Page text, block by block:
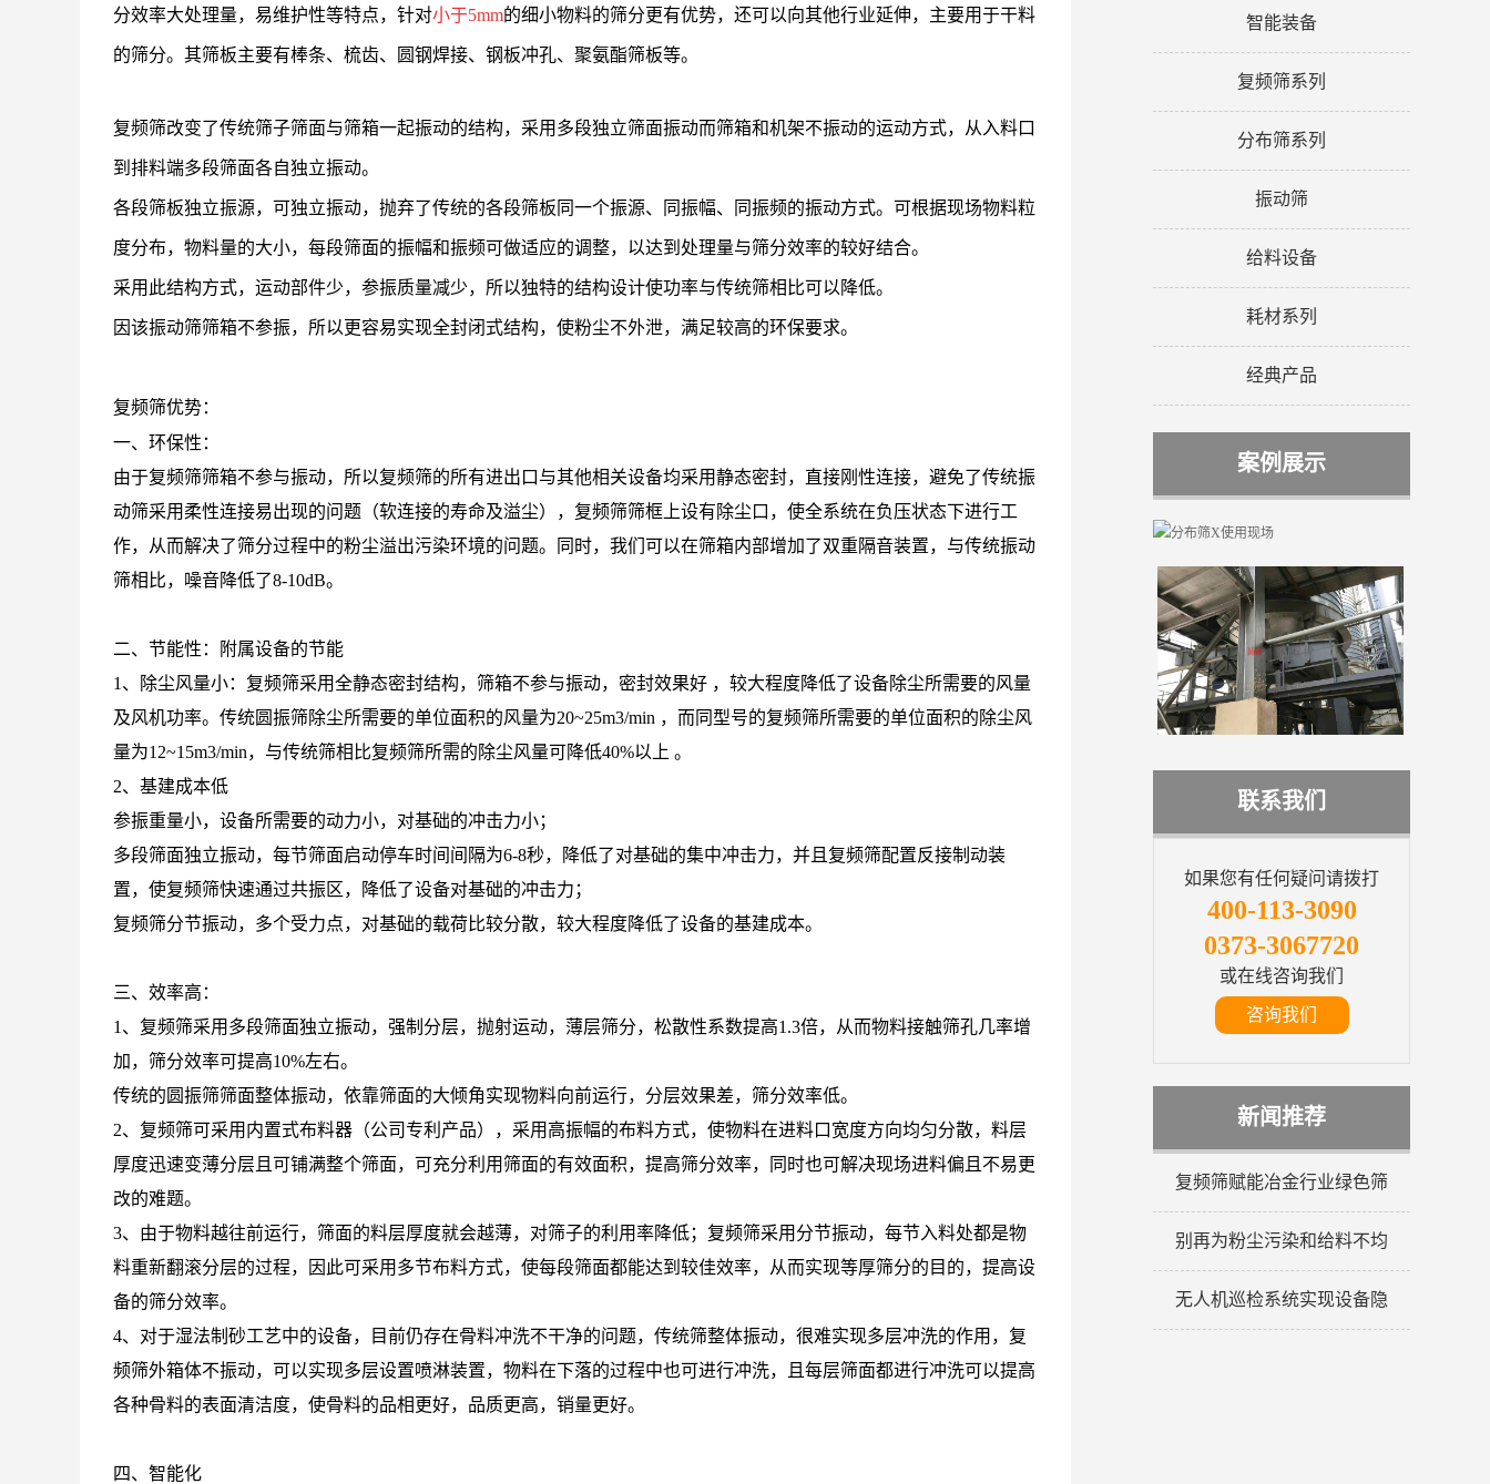
分效率大处理量，易维护性等特点，针对小于5mm的细小物料的筛分更有优势，还可以向其他行业延伸，主要用于干料
的筛分。其筛板主要有棒条、梳齿、圆钢焊接、钢板冲孔、聚氨酯筛板等。
复频筛改变了传统筛子筛面与筛箱一起振动的结构，采用多段独立筛面振动而筛箱和机架不振动的运动方式，从入料口
到排料端多段筛面各自独立振动。
各段筛板独立振源，可独立振动，抛弃了传统的各段筛板同一个振源、同振幅、同振频的振动方式。可根据现场物料粒
度分布，物料量的大小，每段筛面的振幅和振频可做适应的调整，以达到处理量与筛分效率的较好结合。
采用此结构方式，运动部件少，参振质量减少，所以独特的结构设计使功率与传统筛相比可以降低。
因该振动筛筛箱不参振，所以更容易实现全封闭式结构，使粉尘不外泄，满足较高的环保要求。
复频筛优势：
一、环保性：
由于复频筛筛箱不参与振动，所以复频筛的所有进出口与其他相关设备均采用静态密封，直接刚性连接，避免了传统振
动筛采用柔性连接易出现的问题（软连接的寿命及溢尘），复频筛筛框上设有除尘口，使全系统在负压状态下进行工
作，从而解决了筛分过程中的粉尘溢出污染环境的问题。同时，我们可以在筛箱内部增加了双重隔音装置，与传统振动
筛相比，噪音降低了8-10dB。
二、节能性：附属设备的节能
1、除尘风量小：复频筛采用全静态密封结构，筛箱不参与振动，密封效果好 ，较大程度降低了设备除尘所需要的风量
及风机功率。传统圆振筛除尘所需要的单位面积的风量为20~25m3/min ，而同型号的复频筛所需要的单位面积的除尘风
量为12~15m3/min，与传统筛相比复频筛所需的除尘风量可降低40%以上 。
2、基建成本低
参振重量小，设备所需要的动力小，对基础的冲击力小；
多段筛面独立振动，每节筛面启动停车时间间隔为6-8秒，降低了对基础的集中冲击力，并且复频筛配置反接制动装
置，使复频筛快速通过共振区，降低了设备对基础的冲击力；
复频筛分节振动，多个受力点，对基础的载荷比较分散，较大程度降低了设备的基建成本。
三、效率高：
1、复频筛采用多段筛面独立振动，强制分层，抛射运动，薄层筛分，松散性系数提高1.3倍，从而物料接触筛孔几率增
加，筛分效率可提高10%左右。
传统的圆振筛筛面整体振动，依靠筛面的大倾角实现物料向前运行，分层效果差，筛分效率低。
2、复频筛可采用内置式布料器（公司专利产品），采用高振幅的布料方式，使物料在进料口宽度方向均匀分散，料层
厚度迅速变薄分层且可铺满整个筛面，可充分利用筛面的有效面积，提高筛分效率，同时也可解决现场进料偏且不易更
改的难题。
3、由于物料越往前运行，筛面的料层厚度就会越薄，对筛子的利用率降低；复频筛采用分节振动，每节入料处都是物
料重新翻滚分层的过程，因此可采用多节布料方式，使每段筛面都能达到较佳效率，从而实现等厚筛分的目的，提高设
备的筛分效率。
4、对于湿法制砂工艺中的设备，目前仍存在骨料冲洗不干净的问题，传统筛整体振动，很难实现多层冲洗的作用，复
频筛外箱体不振动，可以实现多层设置喷淋装置，物料在下落的过程中也可进行冲洗，且每层筛面都进行冲洗可以提高
各种骨料的表面清洁度，使骨料的品相更好，品质更高，销量更好。
四、智能化
智能装备
复频筛系列
分布筛系列
振动筛
给料设备
耗材系列
经典产品
案例展示
联系我们
如果您有任何疑问请拨打
400-113-3090
0373-3067720
或在线咨询我们
咨询我们
新闻推荐
复频筛赋能冶金行业绿色筛
别再为粉尘污染和给料不均
无人机巡检系统实现设备隐